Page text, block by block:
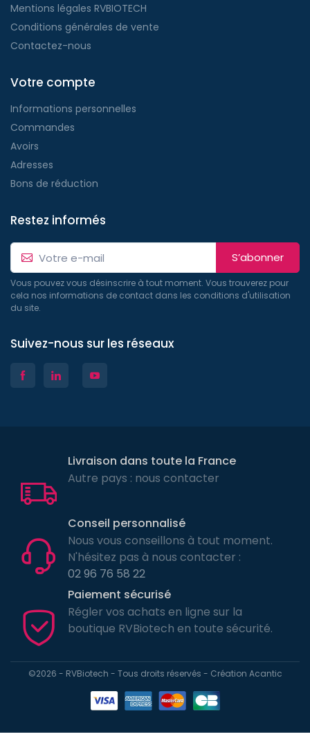
Mentions légales RVBIOTECH
Conditions générales de vente
Contactez-nous
Votre compte
Informations personnelles
Commandes
Avoirs
Adresses
Bons de réduction
Restez informés
S’abonner
Vous pouvez vous désinscrire à tout moment. Vous trouverez pour
cela nos informations de contact dans les conditions d'utilisation
du site.
Suivez-nous sur les réseaux
Livraison dans toute la France
Autre pays : nous contacter
Conseil personnalisé
Nous vous conseillons à tout moment.
N'hésitez pas à nous contacter :
02 96 76 58 22
Paiement sécurisé
Régler vos achats en ligne sur la
boutique RVBiotech en toute sécurité.
©2026 - RVBiotech - Tous droits réservés - Création Acantic